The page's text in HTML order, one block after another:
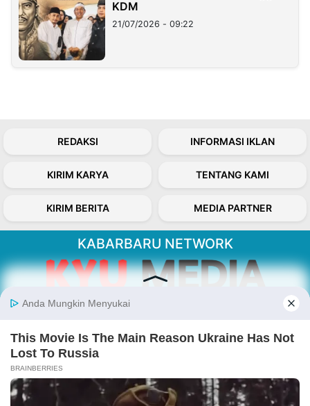
KDM
21/07/2026 - 09:22
REDAKSI INFORMASI IKLAN
KIRIM KARYA TENTANG KAMI
KIRIM BERITA MEDIA PARTNER
KABARBARU NETWORK
Kabarbaru.co menyajikan berita aktual dan